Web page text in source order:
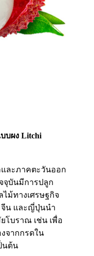
บผง Litchi
ละภาคตะวันออก
จุบันมีการปลูก
ม้ทางเศรษฐกิจ
จีน และญี่ปุ่นนำ
โบราณ เช่น เพื่อ
งจากกรดใน
นต้น